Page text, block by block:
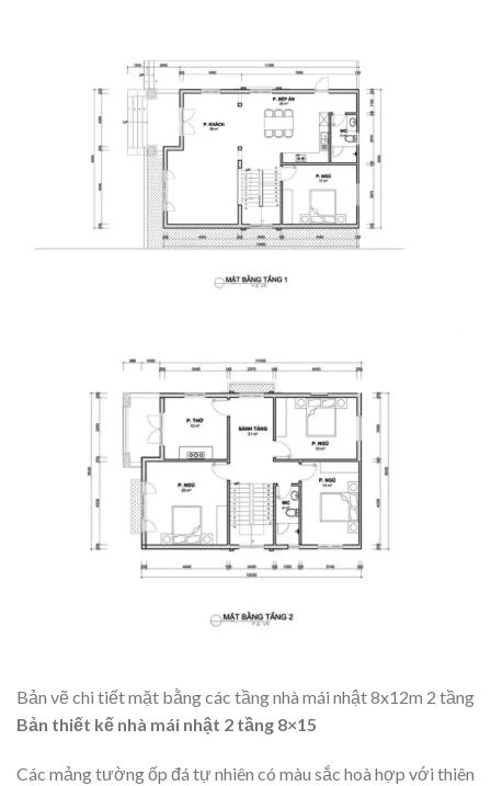
Bản vẽ chi tiết mặt bằng các tầng nhà mái nhật 8x12m 2 tầng
Bản thiết kế nhà mái nhật 2 tầng 8×15
Các mảng tường ốp đá tự nhiên có màu sắc hoà hợp với thiên